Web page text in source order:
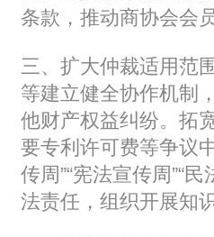
条款，推动商协会会
三、扩大仲裁适用范
等建立健全协作机制
他财产权益纠纷。拓
要专利许可费等争议
传周”“宪法宣传周”“
法责任，组织开展知